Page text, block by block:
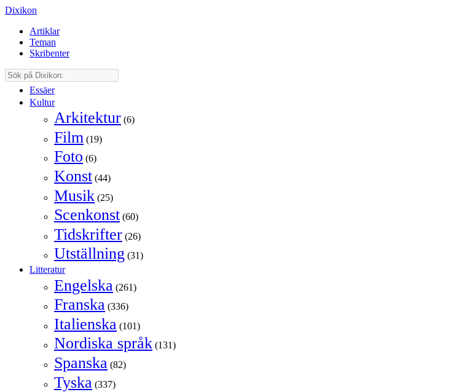
Dixikon
Artiklar
Teman
Skribenter
Essäer
Kultur
Arkitektur (6)
Film (19)
Foto (6)
Konst (44)
Musik (25)
Scenkonst (60)
Tidskrifter (26)
Utställning (31)
Litteratur
Engelska (261)
Franska (336)
Italienska (101)
Nordiska språk (131)
Spanska (82)
Tyska (337)